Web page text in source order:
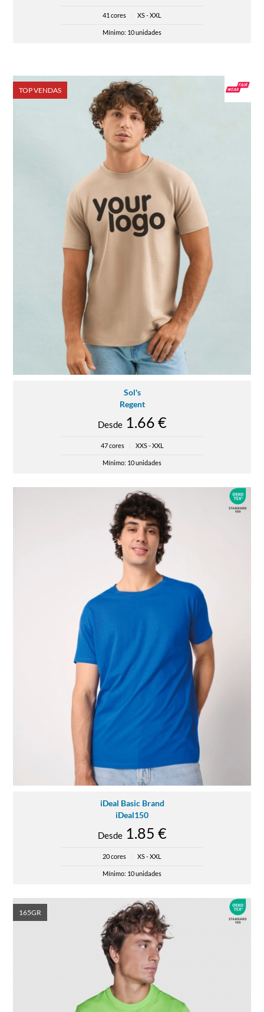
41 cores XS - XXL
Mínimo: 10 unidades
TOP VENDAS
Sol's
Regent
Desde1.66 €
47 cores XXS - XXL
Mínimo: 10 unidades
iDeal Basic Brand
iDeal150
Desde1.85 €
20 cores XS - XXL
Mínimo: 10 unidades
165GR